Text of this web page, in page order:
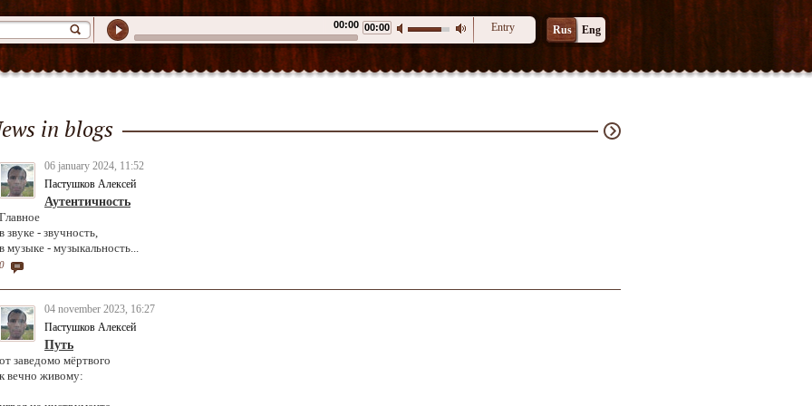
00:00 00:00 Entry Rus Eng
in blogs
06 january 2024, 11:52
Пастушков Алексей
Аутентичность
Главное
в звуке - звучность,
в музыке - музыкальность...
0
04 november 2023, 16:27
Пастушков Алексей
Путь
от заведомо мёртвого
к вечно живому: